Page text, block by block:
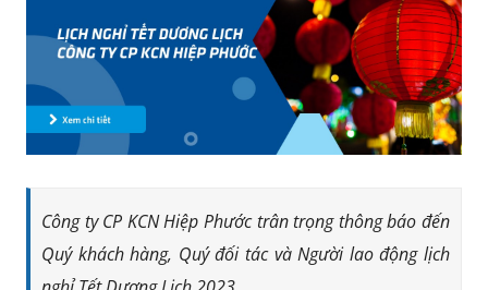
Công ty CP KCN Hiệp Phước trân trọng thông báo đến
Quý khách hàng, Quý đối tác và Người lao động lịch